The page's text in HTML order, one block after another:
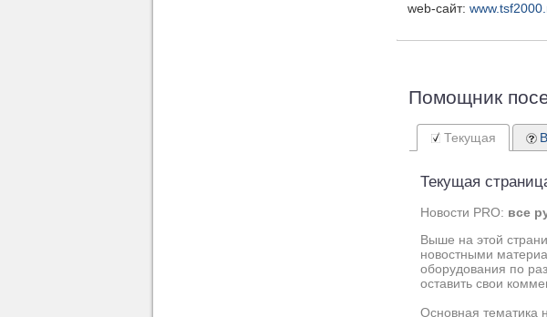
web-сайт:
Помощник
Текущая
Текущая
Новости PRO: все
Выше на этой
новостными
оборудования по
оставить свои
Основная тематика